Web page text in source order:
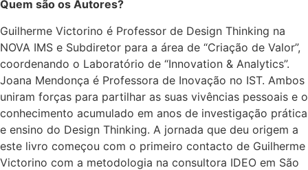
Quem são os Autores?
Guilherme Victorino é Professor de Design Thinking na
NOVA IMS e Subdiretor para a área de “Criação de Valor”,
coordenando o Laboratório de “Innovation & Analytics”.
Joana Mendonça é Professora de Inovação no IST. Ambos
uniram forças para partilhar as suas vivências pessoais e o
conhecimento acumulado em anos de investigação prática
e ensino do Design Thinking. A jornada que deu origem a
este livro começou com o primeiro contacto de Guilherme
Victorino com a metodologia na consultora IDEO em São